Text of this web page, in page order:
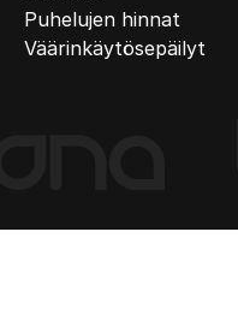
Puhelujen hinnat
Väärinkäytösepäilyt